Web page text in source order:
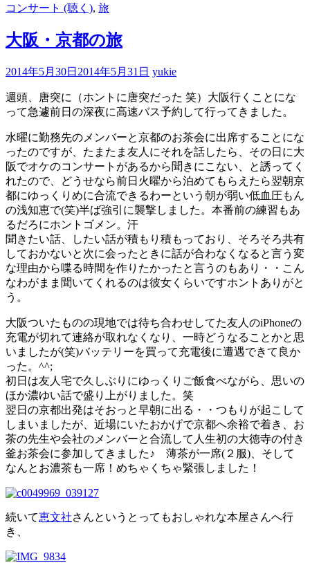
コンサート (聴く), 旅
大阪・京都の旅
2014年5月30日 2014年5月31日 yukie
週頭、唐突に（ホントに唐突だった 笑）大阪行くことにな
って急遽前日の深夜に高速バス予約して行ってきました。
水曜に勤務先のメンバーと京都のお茶会に出席することにな
ったのですが、たまたま友人にそれを話したら、その日に大
阪でオケのコンサートがあるから聞きにこない、と誘ってく
れたので、どうせなら前日火曜から泊めてもらえたら翌朝京
都にゆっくりめに合流できるわーという朝が弱い低血圧もん
の浅知恵で(笑)半ば強引に襲撃しました。本番前の練習もあ
るだろにホントゴメン。汗
聞きたい話、したい話が積もり積もっており、そろそろ共有
しておかないと次に会ったときに話が合わなくなると言う変
な理由から喋る時間を作りたかったと言うのもあり・・こん
なわがまま聞いてくれるのは彼女くらいですホントありがと
う。
大阪ついたものの現地では待ち合わせしてた友人のiPhoneの
充電が切れて連絡が取れなくなり、一時どうなることかと思
いましたが(笑)バッテリーを買って充電後に遭遇できて良か
った。^^;
初日は友人宅で久しぶりにゆっくりご飯食べながら、思いの
ほか濃ゆい話で盛り上がりました。笑
翌日の京都出発はそおっと早朝に出る・・つもりが起こして
しまいましたが、近場にいたおかげで京都へ余裕で着き、お
茶の先生や会社のメンバーと合流して人生初の大徳寺の付き
釜お茶会に参加してきました♪ 薄茶が一席(２服)、そして
なんとお濃茶も一席！めちゃくちゃ緊張しました！
続いて恵文社さんというとってもおしゃれな本屋さんへ行
き、